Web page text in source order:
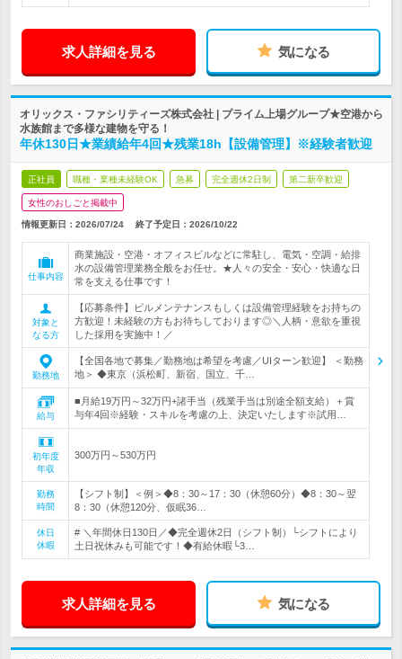
求人詳細を見る 気になる
オリックス・ファシリティーズ株式会社 | プライム上場グループ★空港から
水族館まで多様な建物を守る！
年休130日★業績給年4回★残業18h【設備管理】※経験者歓迎
正社員 職種・業種未経験OK 急募 完全週休2日制 第二新卒歓迎
女性のおしごと掲載中
情報更新日：2026/07/24 終了予定日： 2026/10/22
仕事内容
商業施設・空港・オフィスビルなどに常駐し、電気・空調・給排
水の設備管理業務全般をお任せ。★人々の安全・安心・快適な日
常を支える仕事です！
対象と
なる方
【応募条件】ビルメンテナンスもしくは設備管理経験をお持ちの
方歓迎！未経験の方もお待ちしております◎＼人柄・意欲を重視
した採用を実施中！／
勤務地
【全国各地で募集／勤務地は希望を考慮／UIターン歓迎】 ＜勤務
地＞ ◆東京（浜松町、新宿、国立、千…
給与
■月給19万円～32万円+諸手当（残業手当は別途全額支給）＋賞
与年4回※経験・スキルを考慮の上、決定いたします※試用…
初年度
年収
300万円～530万円
勤務
時間
【シフト制】＜例＞◆8：30～17：30（休憩60分）◆8：30～翌
8：30（休憩120分、仮眠36…
休日
休暇
# ＼年間休日130日／◆完全週休2日（シフト制）└シフトにより
土日祝休みも可能です！◆有給休暇└3…
求人詳細を見る 気になる